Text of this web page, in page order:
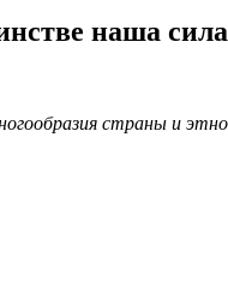
наша
страны и